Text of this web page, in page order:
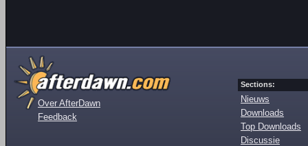
Over AfterDawn
Feedback
Sections:
Nieuws
Downloads
Top Downloads
Discussie